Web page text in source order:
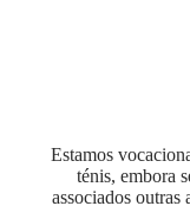
Estamos
ténis, embora
associados outras